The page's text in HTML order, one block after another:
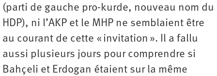
(parti de gauche pro-kurde, nouveau nom du
HDP), ni l’AKP et le MHP ne semblaient être
au courant de cette « invitation ». Il a fallu
aussi plusieurs jours pour comprendre si
Bahçeli et Erdogan étaient sur la même